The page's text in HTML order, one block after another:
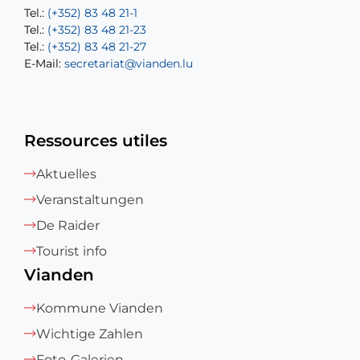
Tel.: (+352) 83 48 21-1
Tel.: (+352) 83 48 21-23
Tel.: (+352) 83 48 21-27
E-Mail: secretariat@vianden.lu
Tel.: (+352) 83 48 21-20
Tel.: (+352) 83 48 21-22
E-Mail:sofia.carvalho@vianden.lu
E-Mail: diane.storn@vianden.lu
Ressources utiles
Aktuelles
Veranstaltungen
De Raider
Tourist info
Vianden
Kommune Vianden
Wichtige Zahlen